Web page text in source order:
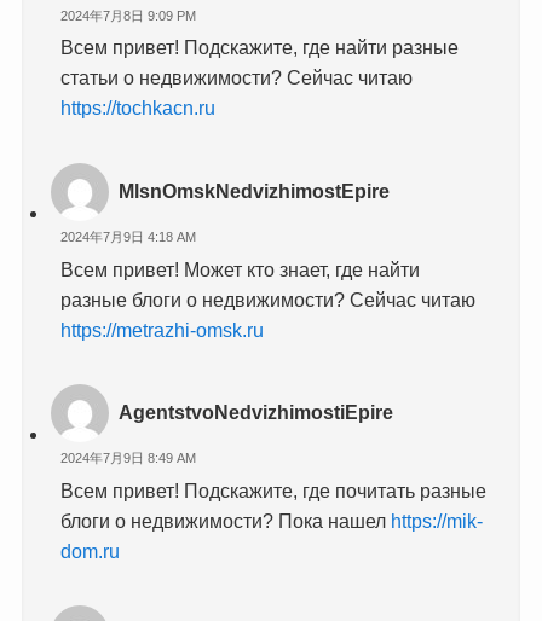
2024年7月8日 9:09 PM
Всем привет! Подскажите, где найти разные
статьи о недвижимости? Сейчас читаю
https://tochkacn.ru
MlsnOmskNedvizhimostEpire
2024年7月9日 4:18 AM
Всем привет! Может кто знает, где найти
разные блоги о недвижимости? Сейчас читаю
https://metrazhi-omsk.ru
AgentstvoNedvizhimostiEpire
2024年7月9日 8:49 AM
Всем привет! Подскажите, где почитать разные
блоги о недвижимости? Пока нашел https://mik-
dom.ru